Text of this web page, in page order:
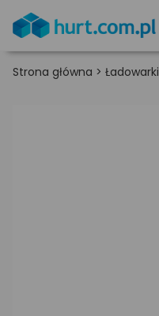
Strona główna > Ładowarki